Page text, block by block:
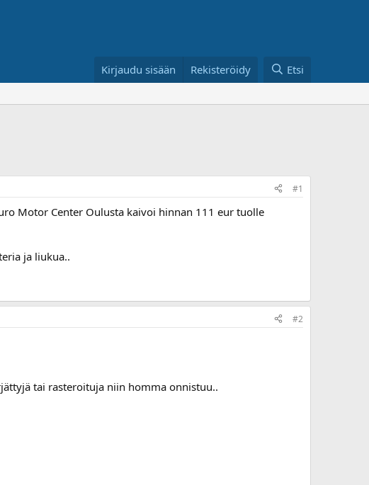
Kirjaudu sisään Rekisteröidy Etsi
#1
Motor Center Oulusta kaivoi hinnan 111 eur tuolle
ja liukua..
#2
tai rasteroituja niin homma onnistuu..